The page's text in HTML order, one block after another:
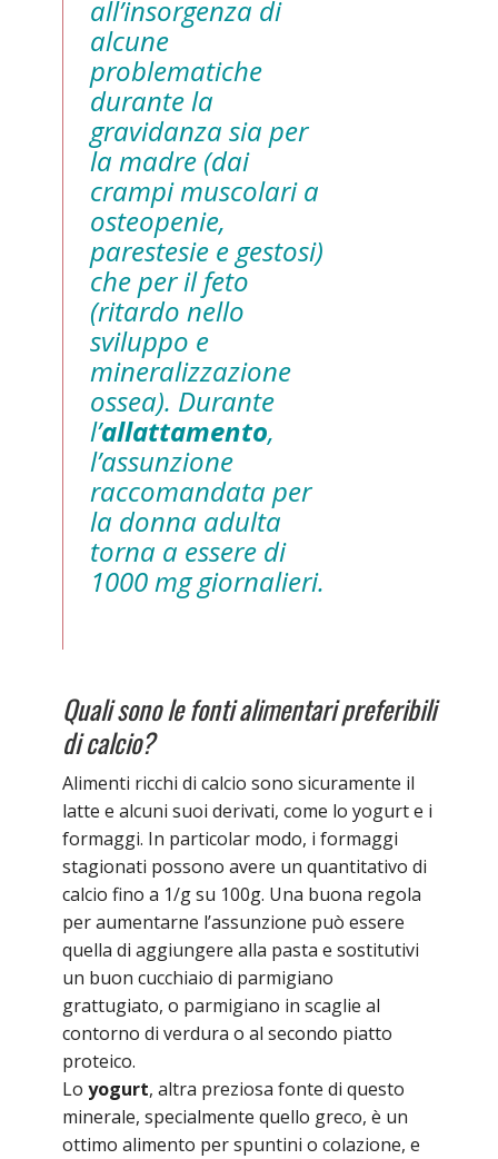
all’insorgenza di
alcune
problematiche
durante la
gravidanza sia per
la madre (dai
crampi muscolari a
osteopenie,
parestesie e gestosi)
che per il feto
(ritardo nello
sviluppo e
mineralizzazione
ossea). Durante
l’allattamento,
l’assunzione
raccomandata per
la donna adulta
torna a essere di
1000 mg giornalieri.
Quali sono le fonti alimentari preferibili
di calcio?
Alimenti ricchi di calcio sono sicuramente il
latte e alcuni suoi derivati, come lo yogurt e i
formaggi. In particolar modo, i formaggi
stagionati possono avere un quantitativo di
calcio fino a 1/g su 100g. Una buona regola
per aumentarne l’assunzione può essere
quella di aggiungere alla pasta e sostitutivi
un buon cucchiaio di parmigiano
grattugiato, o parmigiano in scaglie al
contorno di verdura o al secondo piatto
proteico.
Lo yogurt, altra preziosa fonte di questo
minerale, specialmente quello greco, è un
ottimo alimento per spuntini o colazione, e